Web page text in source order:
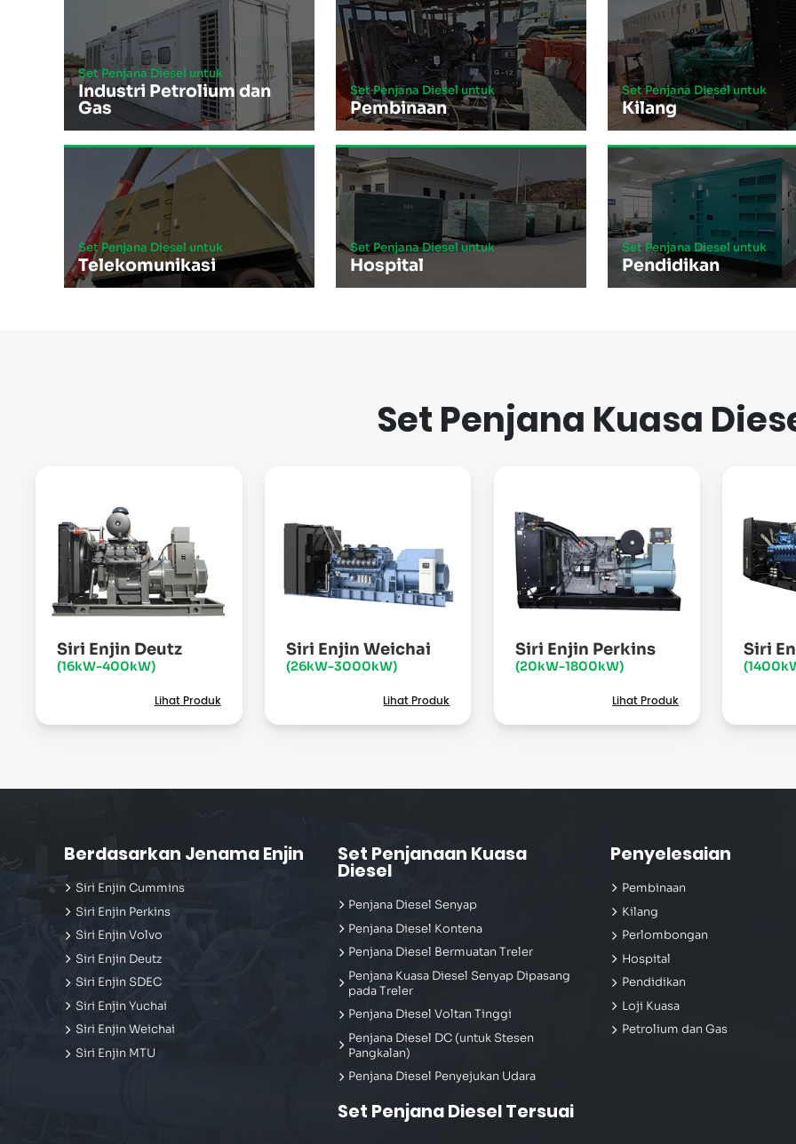
Set Penjana Diesel untuk
Industri Petrolium dan
Gas
Set Penjana Diesel untuk
Pembinaan
Set Penjana Diesel untuk
Kilang
Set Penjana Diesel untuk
Telekomunikasi
Set Penjana Diesel untuk
Hospital
Set Penjana Diesel untuk
Pendidikan
Set Penjana Kuasa
Siri Enjin Deutz
(16kW-400kW)
Lihat Produk
Siri Enjin Weichai
(26kW-3000kW)
Lihat Produk
Siri Enjin Perkins
(20kW-1800kW)
Lihat Produk
Siri
Berdasarkan Jenama Enjin
Siri Enjin Cummins
Siri Enjin Perkins
Siri Enjin Volvo
Siri Enjin Deutz
Siri Enjin SDEC
Siri Enjin Yuchai
Siri Enjin Weichai
Siri Enjin MTU
Set Penjanaan Kuasa
Diesel
Penjana Diesel Senyap
Penjana Diesel Kontena
Penjana Diesel Bermuatan Treler
Penjana Kuasa Diesel Senyap Dipasang
pada Treler
Penjana Diesel Voltan Tinggi
Penjana Diesel DC (untuk Stesen
Pangkalan)
Penjana Diesel Penyejukan Udara
Set Penjana Diesel Tersuai
Penyelesaian
Pembinaan
Kilang
Perlombongan
Hospital
Pendidikan
Loji Kuasa
Petrolium dan Gas